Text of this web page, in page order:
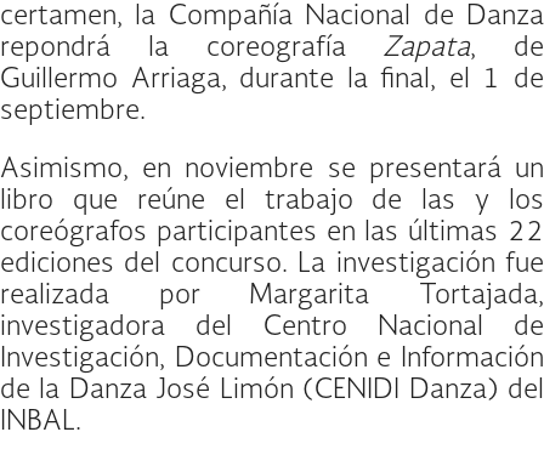
certamen, la Compañía Nacional de Danza
repondrá la coreografía Zapata, de
Guillermo Arriaga, durante la final, el 1 de
septiembre.
Asimismo, en noviembre se presentará un
libro que reúne el trabajo de las y los
coreógrafos participantes en las últimas 22
ediciones del concurso. La investigación fue
realizada por Margarita Tortajada,
investigadora del Centro Nacional de
Investigación, Documentación e Información
de la Danza José Limón (CENIDI Danza) del
INBAL.